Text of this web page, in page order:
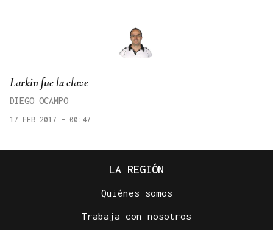
Larkin fue la clave
DIEGO OCAMPO
17 FEB 2017 - 00:47
LA REGIÓN
Quiénes somos
Trabaja con nosotros